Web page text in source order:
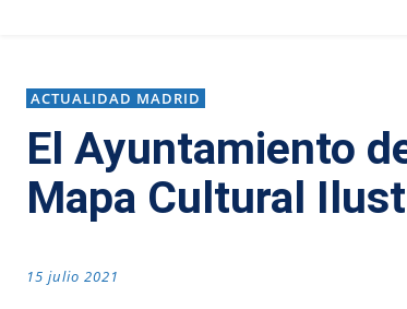
ACTUALIDAD MADRID
El Ayuntamiento
Mapa Cultural
15 julio 2021